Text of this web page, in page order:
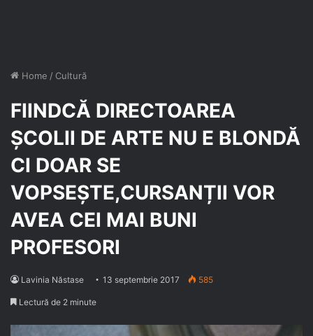
Home / Cultură
FIINDCĂ DIRECTOAREA
ȘCOLII DE ARTE NU E BLONDĂ
CI DOAR SE
VOPSEȘTE,CURSANȚII VOR
AVEA CEI MAI BUNI
PROFESORI
Lavinia Năstase 13 septembrie 2017 585
Lectură de 2 minute